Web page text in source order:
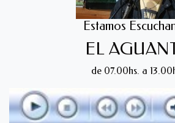
Estamos
EL
de 07.00hs. a